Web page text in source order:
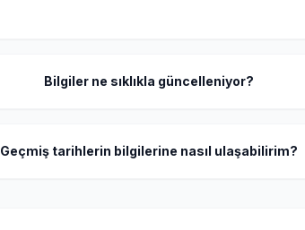
Bilgiler ne sıklıkla güncelleniyor?
Geçmiş tarihlerin bilgilerine nasıl ulaşabilirim?